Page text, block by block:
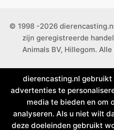
© 1998 -2026
zijn geregistreerde
Animals BV, Hillegom.
dierencasting.nl
advertenties te
media te bieden en om
analyseren. Als u niet wilt
deze doeleinden gebruikt